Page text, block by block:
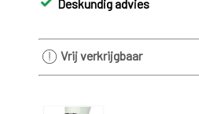
Deskundig advies
Vrij verkrijgbaar